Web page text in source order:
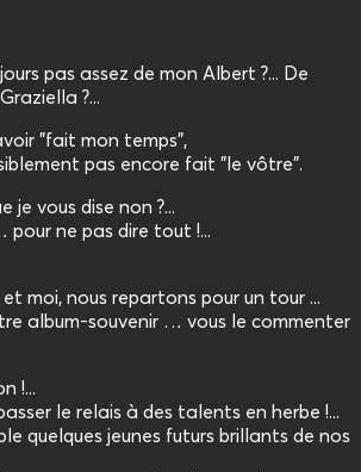
pas assez de mon Albert ?... De
?...
"fait mon temps",
pas encore fait "le vôtre".
je vous dise non ?...
ne pas dire tout !...
moi, nous repartons pour un tour ...
album-souvenir … vous le commenter
!...
le relais à des talents en herbe !...
quelques jeunes futurs brillants de nos